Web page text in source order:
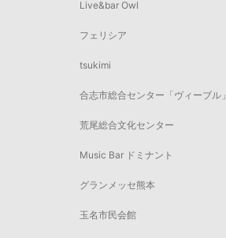
Live&bar Owl
フェリシア
tsukimi
合志市総合センター「ヴィーブル」
荒尾総合文化センター
Music Bar ドミナント
グランメッセ熊本
玉名市民会館